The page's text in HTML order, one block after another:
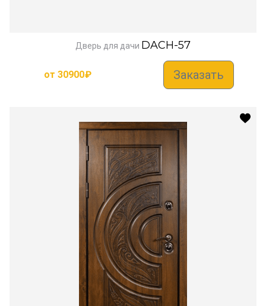
Дверь для дачи DACH-57
от 30900₽ Заказать